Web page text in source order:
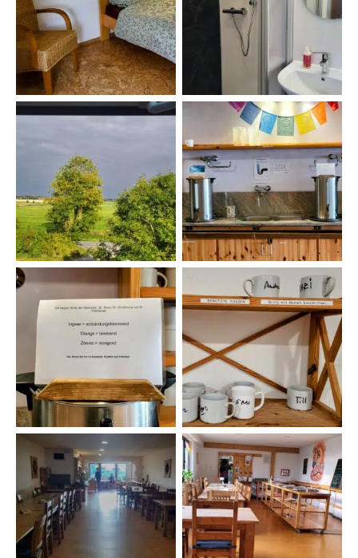
Mein Zimmer YVN Mein Bad YVN
Blick aus dem Fenster Teestation YVN
Tee des Tages YVN Tassenregal YVN
Speisesaal YVN Buffettraum YVN